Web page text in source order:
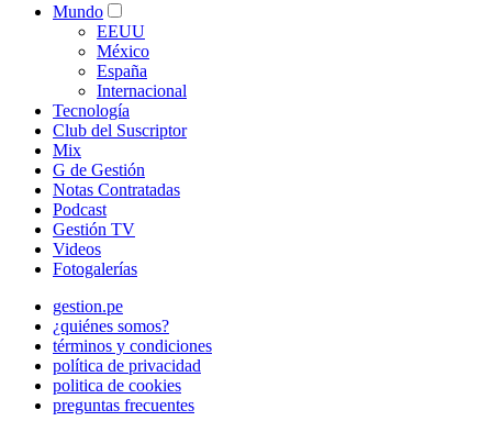
Mundo
EEUU
México
España
Internacional
Tecnología
Club del Suscriptor
Mix
G de Gestión
Notas Contratadas
Podcast
Gestión TV
Videos
Fotogalerías
gestion.pe
¿quiénes somos?
términos y condiciones
política de privacidad
politica de cookies
preguntas frecuentes